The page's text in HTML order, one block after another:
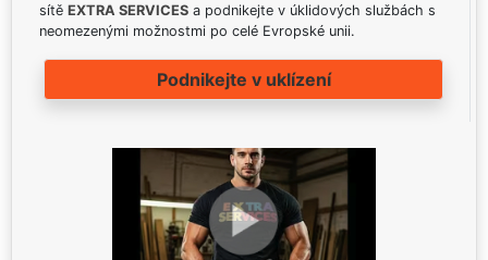
sítě EXTRA SERVICES a podnikejte v úklidových službách s
neomezenými možnostmi po celé Evropské unii.
Podnikejte v uklízení